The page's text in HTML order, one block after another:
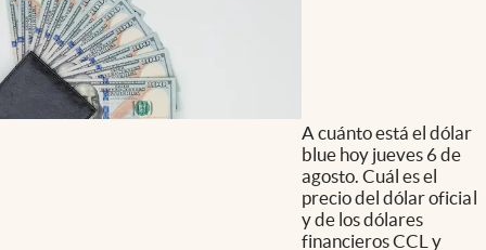
A cuánto está el dólar
blue hoy jueves 6 de
agosto. Cuál es el
precio del dólar oficial
y de los dólares
financieros CCL y